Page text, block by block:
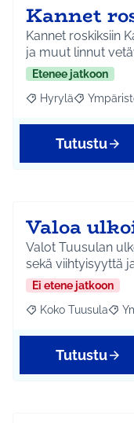
Kannet
Kannet roskiksiin
ja muut linnut
Etenee jatkoon
Rajaa tulokset
Hyrylä Rajaa
Tutustu
Valoa
Valot Tuusulan
Ei etene jatkoon
Rajaa tulokset
Koko Tuusula
Tutustu